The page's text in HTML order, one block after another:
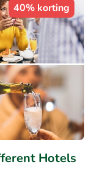
40% korting
Hotels